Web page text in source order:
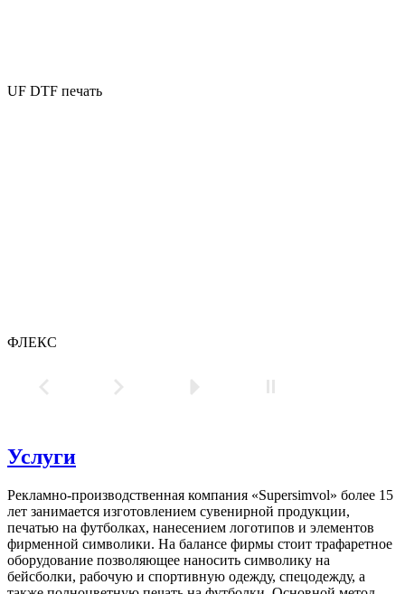
UF DTF печать
ФЛЕКС
Услуги
Рекламно-производственная компания «Supersimvol» более 15
лет занимается изготовлением сувенирной продукции,
печатью на футболках, нанесением логотипов и элементов
фирменной символики. На балансе фирмы стоит трафаретное
оборудование позволяющее наносить символику на
бейсболки, рабочую и спортивную одежду, спецодежду, а